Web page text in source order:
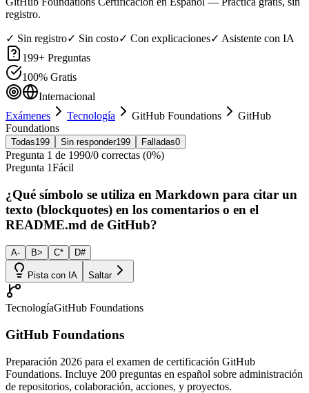
registro.
✓ Sin registro✓ Sin costo✓ Con explicaciones✓ Asistente con IA
199+ Preguntas
100% Gratis
Internacional
Exámenes
Tecnología GitHub Foundations
GitHub
Foundations
Todas199 Sin responder199 Falladas0
Pregunta 1 de 1990/0 correctas (0%)
Pregunta 1Fácil
¿Qué símbolo se utiliza en Markdown para citar un
texto (blockquotes) en los comentarios o en el
README.md de GitHub?
A- B> C* D#
Pista con IA Saltar
TecnologíaGitHub Foundations
GitHub Foundations
Preparación 2026 para el examen de certificación GitHub
Foundations. Incluye 200 preguntas en español sobre administración
de repositorios, colaboración, acciones, y proyectos.